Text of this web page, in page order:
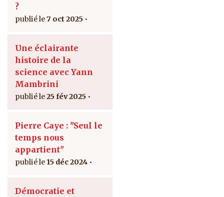
?
7 oct 2025
Une éclairante
histoire de la
science avec Yann
Mambrini
25 fév 2025
Pierre Caye : "Seul le
temps nous
appartient"
15 déc 2024
Démocratie et